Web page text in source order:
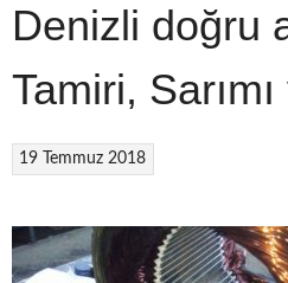
Denizli doğru
Tamiri, Sarımı
19 Temmuz 2018